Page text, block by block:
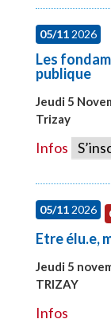
05/112026
Les
publique
Jeudi 5
Trizay
Infos
05/112026
Etre élu.e,
Jeudi 5
TRIZAY
Infos